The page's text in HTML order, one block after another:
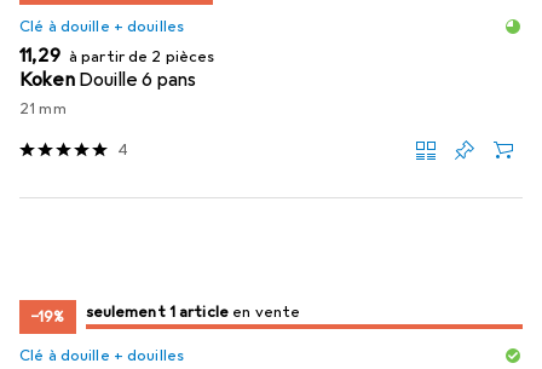
Clé à douille + douilles
EUR
11,29 à partir de 2 pièces
Koken Douille 6 pans
21 mm
4
−19% juste 1 pièceen vente
seulement 1 article en vente
Clé à douille + douilles